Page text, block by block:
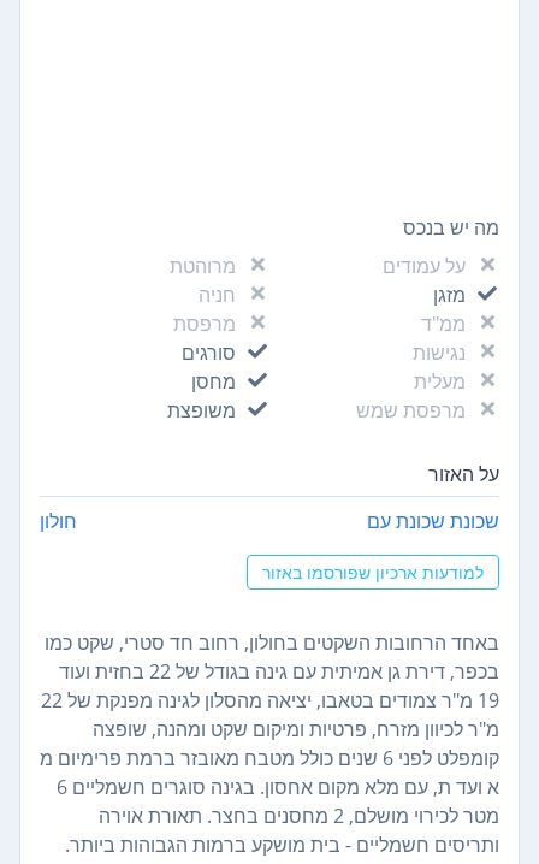
מה יש בנכס
על עמודים
מרוהטת
מזגן
חניה
ממ"ד
מרפסת
נגישות
סורגים
מעלית
מחסן
מרפסת שמש
משופצת
על האזור
שכונת שכונת עם חולון
למודעות ארכיון שפורסמו באזור
באחד הרחובות השקטים בחולון, רחוב חד סטרי, שקט כמו
בכפר, דירת גן אמיתית עם גינה בגודל של 22 בחזית ועוד
19 מ"ר צמודים בטאבו, יציאה מהסלון לגינה מפנקת של 22
מ"ר לכיוון מזרח, פרטיות ומיקום שקט ומהנה, שופצה
קומפלט לפני 6 שנים כולל מטבח מאובזר ברמת פרימיום מ
א ועד ת, עם מלא מקום אחסון. בגינה סוגרים חשמליים 6
מטר לכירוי מושלם, 2 מחסנים בחצר. תאורת אוירה
ותריסים חשמליים - בית מושקע ברמות הגבוהות ביותר.